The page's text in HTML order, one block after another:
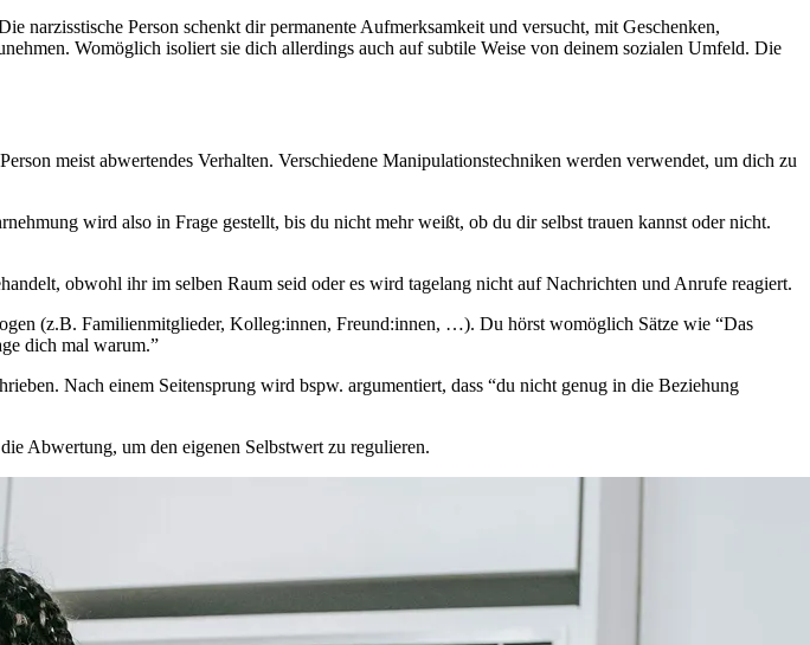
narzisstische Person schenkt dir permanente Aufmerksamkeit und versucht, mit Geschenken,
Womöglich isoliert sie dich allerdings auch auf subtile Weise von deinem sozialen Umfeld. Die
meist abwertendes Verhalten. Verschiedene Manipulationstechniken werden verwendet, um dich zu
wird also in Frage gestellt, bis du nicht mehr weißt, ob du dir selbst trauen kannst oder nicht.
obwohl ihr im selben Raum seid oder es wird tagelang nicht auf Nachrichten und Anrufe reagiert.
(z.B. Familienmitglieder, Kolleg:innen, Freund:innen, …). Du hörst womöglich Sätze wie “Das
dich mal warum.”
Nach einem Seitensprung wird bspw. argumentiert, dass “du nicht genug in die Beziehung
Abwertung, um den eigenen Selbstwert zu regulieren.